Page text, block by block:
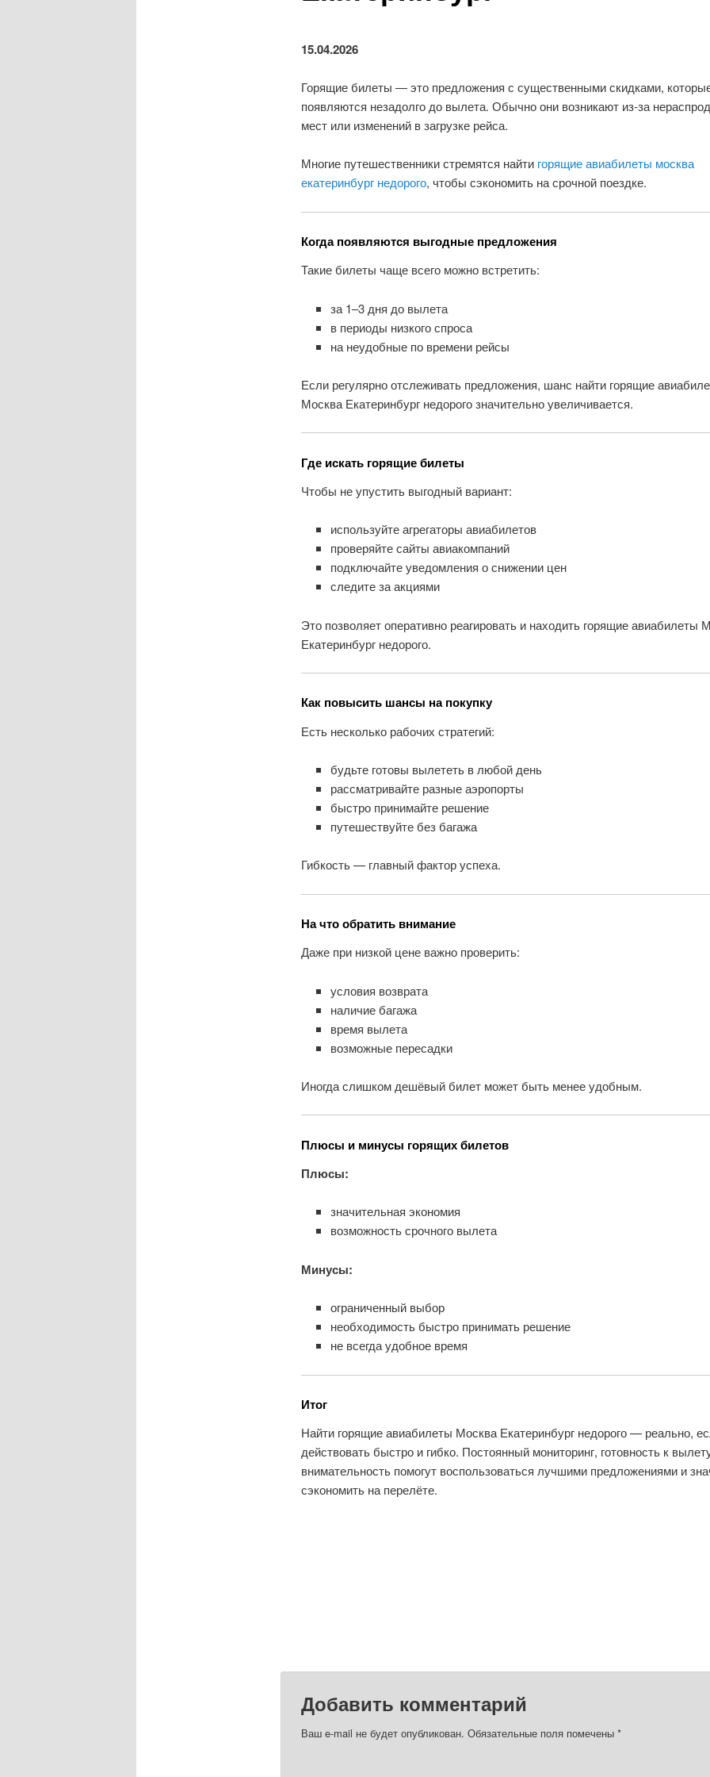
15.04.2026
Горящие билеты — это предложения с существенными скидками,
появляются незадолго до вылета. Обычно они возникают из-за
мест или изменений в загрузке рейса.
Многие путешественники стремятся найти горящие авиабилеты москва
екатеринбург недорого, чтобы сэкономить на срочной поездке.
Когда появляются выгодные предложения
Такие билеты чаще всего можно встретить:
за 1–3 дня до вылета
в периоды низкого спроса
на неудобные по времени рейсы
Если регулярно отслеживать предложения, шанс найти горящие
Москва Екатеринбург недорого значительно увеличивается.
Где искать горящие билеты
Чтобы не упустить выгодный вариант:
используйте агрегаторы авиабилетов
проверяйте сайты авиакомпаний
подключайте уведомления о снижении цен
следите за акциями
Это позволяет оперативно реагировать и находить горящие авиабилеты
Екатеринбург недорого.
Как повысить шансы на покупку
Есть несколько рабочих стратегий:
будьте готовы вылететь в любой день
рассматривайте разные аэропорты
быстро принимайте решение
путешествуйте без багажа
Гибкость — главный фактор успеха.
На что обратить внимание
Даже при низкой цене важно проверить:
условия возврата
наличие багажа
время вылета
возможные пересадки
Иногда слишком дешёвый билет может быть менее удобным.
Плюсы и минусы горящих билетов
Плюсы:
значительная экономия
возможность срочного вылета
Минусы:
ограниченный выбор
необходимость быстро принимать решение
не всегда удобное время
Итог
Найти горящие авиабилеты Москва Екатеринбург недорого — реально,
действовать быстро и гибко. Постоянный мониторинг, готовность к
внимательность помогут воспользоваться лучшими предложениями и
сэкономить на перелёте.
Добавить комментарий
Ваш e-mail не будет опубликован. Обязательные поля помечены *